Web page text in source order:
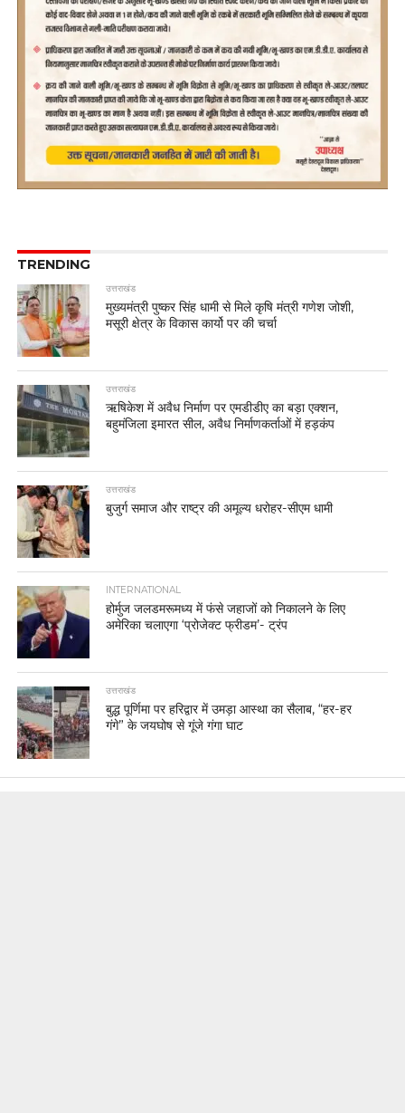
TRENDING
उत्तराखंड
मुख्यमंत्री पुष्कर सिंह धामी से मिले कृषि मंत्री गणेश जोशी,
मसूरी क्षेत्र के विकास कार्यो पर की चर्चा
उत्तराखंड
ऋषिकेश में अवैध निर्माण पर एमडीडीए का बड़ा एक्शन,
बहुमंजिला इमारत सील, अवैध निर्माणकर्ताओं में हड़कंप
उत्तराखंड
बुजुर्ग समाज और राष्ट्र की अमूल्य धरोहर-सीएम धामी
INTERNATIONAL
होर्मुज जलडमरूमध्य में फंसे जहाजों को निकालने के लिए
अमेरिका चलाएगा ‘प्रोजेक्ट फ्रीडम’- ट्रंप
उत्तराखंड
बुद्ध पूर्णिमा पर हरिद्वार में उमड़ा आस्था का सैलाब, “हर-हर
गंगे” के जयघोष से गूंजे गंगा घाट